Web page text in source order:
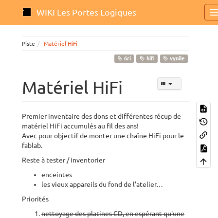
WIKI Les Portes Logiques
Piste Matériel HiFi
6ri hifi vynile
Matériel HiFi
Premier inventaire des dons et différentes récup de
matériel HiFi accumulés au fil des ans!
Avec pour objectif de monter une chaîne HiFi pour le
fablab.
Reste à tester / inventorier
enceintes
les vieux appareils du fond de l'atelier…
Priorités
nettoyage des platines CD, en espérant qu'une